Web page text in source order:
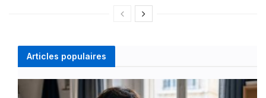
Articles populaires